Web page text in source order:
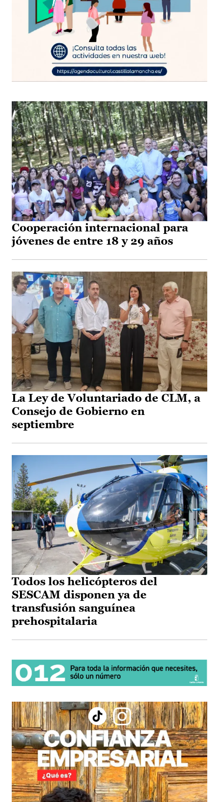
Cooperación internacional para
jóvenes de entre 18 y 29 años
La Ley de Voluntariado de CLM, a
Consejo de Gobierno en
septiembre
Todos los helicópteros del
SESCAM disponen ya de
transfusión sanguínea
prehospitalaria